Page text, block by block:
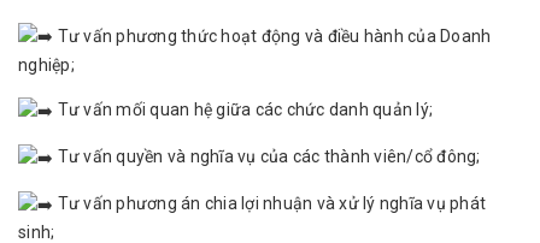
Tư vấn phương thức hoạt động và điều hành của Doanh
nghiệp;
Tư vấn mối quan hệ giữa các chức danh quản lý;
Tư vấn quyền và nghĩa vụ của các thành viên/cổ đông;
Tư vấn phương án chia lợi nhuận và xử lý nghĩa vụ phát
sinh;